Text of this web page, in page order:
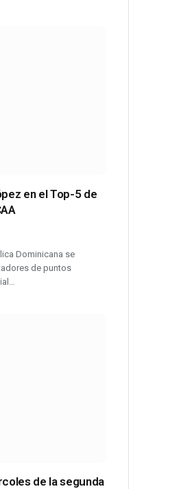
en el Top-5 de
Dominicana se
de puntos
de la segunda